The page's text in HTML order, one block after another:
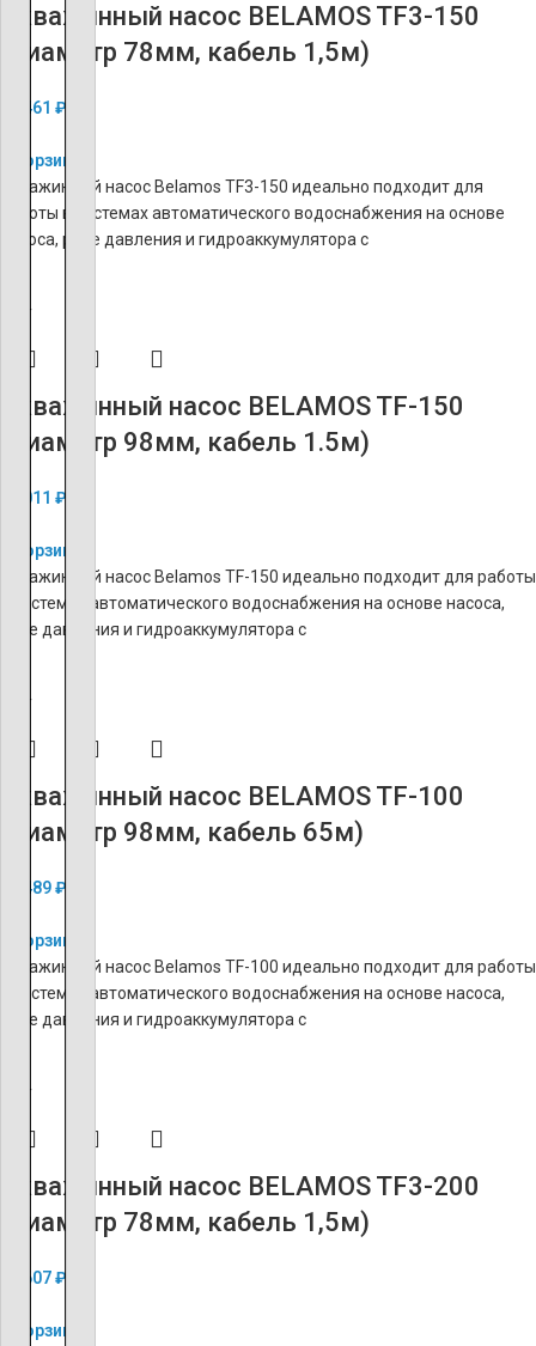
Скважинный насос BELAMOS TF3-150
(диаметр 78мм, кабель 1,5м)
21 461 ₽
В корзину
Скважинный насос Belamos TF3-150 идеально подходит для
работы в системах автоматического водоснабжения на основе
насоса, реле давления и гидроаккумулятора с
ХИТ
Скважинный насос BELAMOS TF-150
(диаметр 98мм, кабель 1.5м)
23 011 ₽
В корзину
Скважинный насос Belamos TF-150 идеально подходит для работы
в системах автоматического водоснабжения на основе насоса,
реле давления и гидроаккумулятора с
ХИТ
Скважинный насос BELAMOS TF-100
(диаметр 98мм, кабель 65м)
26 489₽
В корзину
Скважинный насос Belamos TF-100 идеально подходит для работы
в системах автоматического водоснабжения на основе насоса,
реле давления и гидроаккумулятора с
ХИТ
Скважинный насос BELAMOS TF3-200
(диаметр 78мм, кабель 1,5м)
26 607₽
В корзину